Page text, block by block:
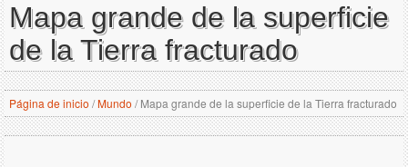
Mapa grande de la superficie
de la Tierra fracturado
Página de inicio /Mundo /Mapa grande de la superficie de la Tierra fracturado